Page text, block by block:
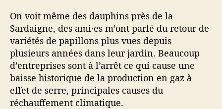
On voit même des dauphins près de la
Sardaigne, des ami·es m’ont parlé du retour de
variétés de papillons plus vues depuis
plusieurs années dans leur jardin. Beaucoup
d’entreprises sont à l’arrêt ce qui cause une
baisse historique de la production en gaz à
effet de serre, principales causes du
réchauffement climatique.